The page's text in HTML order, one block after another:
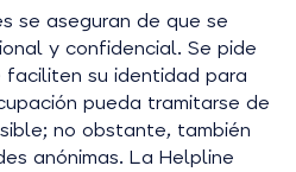
se aseguran de que se
y confidencial. Se pide
su identidad para
pueda tramitarse de
no obstante, también
anónimas. La Helpline